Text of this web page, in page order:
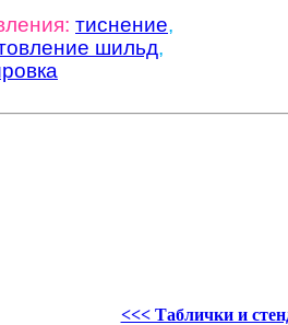
тиснение,
шильд,
<<< Таблички и